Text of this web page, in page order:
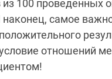
из 100 проведенных
наконец, самое
отношений